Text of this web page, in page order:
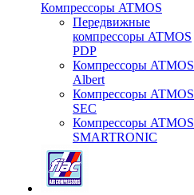
Компрессоры ATMOS
Передвижные
компрессоры ATMOS
PDP
Компрессоры ATMOS
Albert
Компрессоры ATMOS
SEC
Компрессоры ATMOS
SMARTRONIC